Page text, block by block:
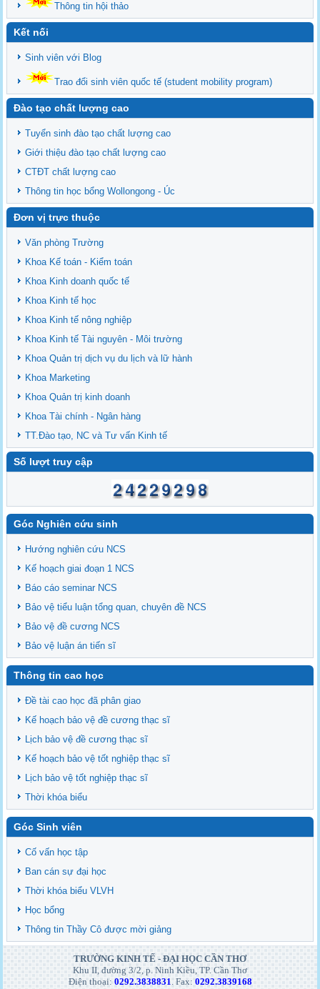
Thông tin hội thảo
Kết nối
Sinh viên với Blog
Trao đổi sinh viên quốc tế (student mobility program)
Đào tạo chất lượng cao
Tuyển sinh đào tạo chất lượng cao
Giới thiệu đào tạo chất lượng cao
CTĐT chất lượng cao
Thông tin học bổng Wollongong - Úc
Đơn vị trực thuộc
Văn phòng Trường
Khoa Kế toán - Kiểm toán
Khoa Kinh doanh quốc tế
Khoa Kinh tế học
Khoa Kinh tế nông nghiệp
Khoa Kinh tế Tài nguyên - Môi trường
Khoa Quản trị dịch vụ du lịch và lữ hành
Khoa Marketing
Khoa Quản trị kinh doanh
Khoa Tài chính - Ngân hàng
TT.Đào tạo, NC và Tư vấn Kinh tế
Số lượt truy cập
Góc Nghiên cứu sinh
Hướng nghiên cứu NCS
Kế hoạch giai đoạn 1 NCS
Báo cáo seminar NCS
Bảo vệ tiểu luận tổng quan, chuyên đề NCS
Bảo vệ đề cương NCS
Bảo vệ luận án tiến sĩ
Thông tin cao học
Đề tài cao học đã phân giao
Kế hoạch bảo vệ đề cương thạc sĩ
Lịch bảo vệ đề cương thạc sĩ
Kế hoạch bảo vệ tốt nghiệp thạc sĩ
Lịch bảo vệ tốt nghiệp thạc sĩ
Thời khóa biểu
Góc Sinh viên
Cố vấn học tập
Ban cán sự đại học
Thời khóa biểu VLVH
Học bổng
Thông tin Thầy Cô được mời giảng
TRƯỜNG KINH TẾ - ĐẠI HỌC CẦN THƠ
Khu II, đường 3/2, p. Ninh Kiều, TP. Cần Thơ
Điện thoại: 0292.3838831. Fax: 0292.3839168